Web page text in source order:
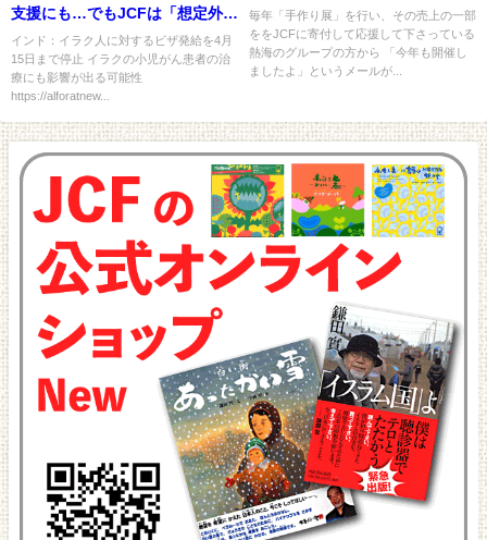
支援にも…でもJCFは「想定外は
想定内！」
インド：イラク人に対するビザ発給を4月
15日まで停止 イラクの小児がん患者の治
療にも影響が出る可能性
https://alforatnew...
毎年「手作り展」を行い、その売上の一部
ををJCFに寄付して応援して下さっている
熱海のグループの方から 「今年も開催し
ましたよ」というメールが...